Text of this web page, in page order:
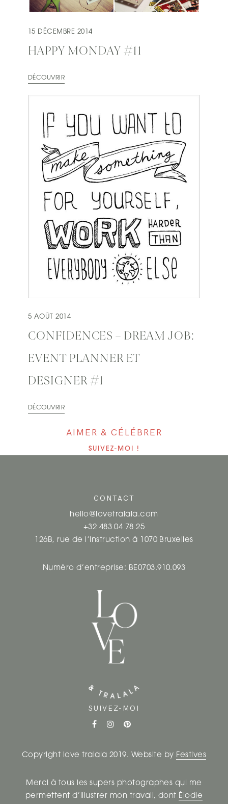
15 DÉCEMBRE 2014
HAPPY MONDAY #11
DÉCOUVRIR
5 AOÛT 2014
CONFIDENCES – DREAM JOB:
EVENT PLANNER ET
DESIGNER #1
DÉCOUVRIR
AIMER & CÉLÉBRER
SUIVEZ-MOI !
CONTACT
hello@lovetralala.com
+32 483 04 78 25
126B, rue de l’instruction à 1070 Bruxelles
Numéro d’entreprise: BE0703.910.093
SUIVEZ-MOI
Copyright love tralala 2019. Website by Festives
Merci à tous les supers photographes qui me
permettent d’illustrer mon travail, dont Élodie